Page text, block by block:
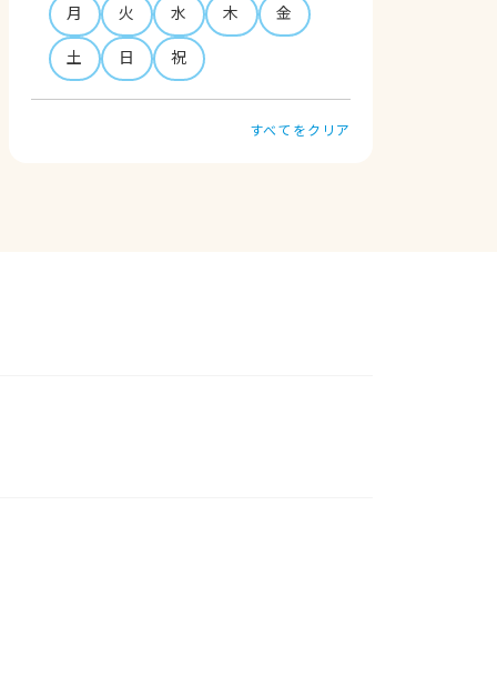
月 火 水 木
金
土
日 祝
すべてをクリア